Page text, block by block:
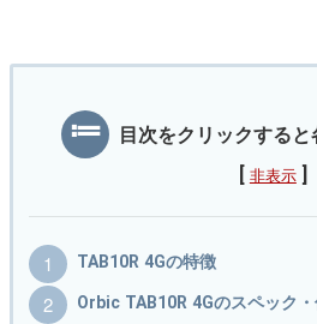
目次をクリックする
非表示
TAB10R 4Gの特徴
Orbic TAB10R 4Gのスペック